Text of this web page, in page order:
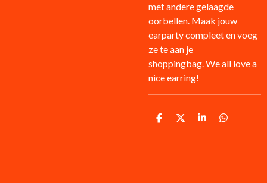
met andere gelaagde
oorbellen. Maak jouw
earparty compleet en voeg
ze te aan je
shoppingbag.We all love a
nice earring!
D
D
S
D